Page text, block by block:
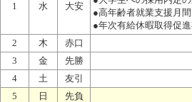
1 水 大安
●高年齢者就業支援月間
●年次有給休暇取得促進
2
木
赤口
3
金
先勝
4
土
友引
5
日
先負